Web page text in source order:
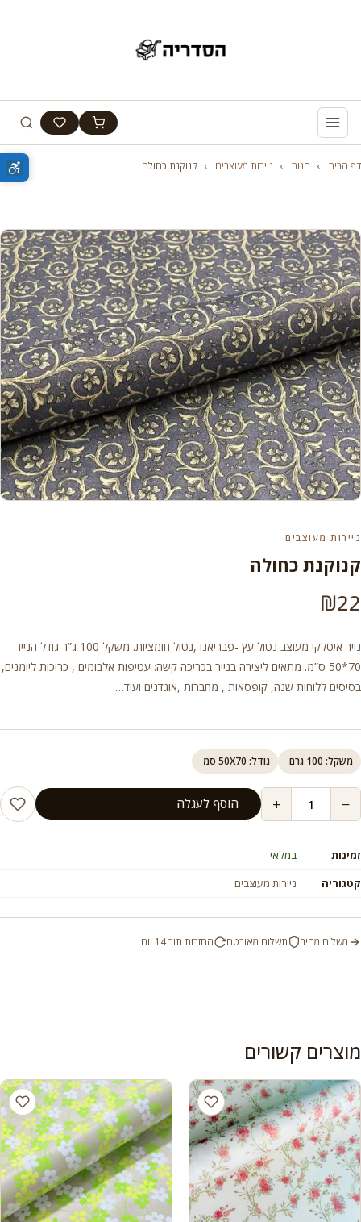
דף הבית › חנות › ניירות מעוצבים › קנוקנת כחולה
ניירות מעוצבים
קנוקנת כחולה
₪22
נייר איטלקי מעוצב נטול עץ -פבריאנו ,נטול חומציות. משקל 100 ג”ר גודל הנייר
70*50 ס”מ. מתאים ליצירה בנייר בכריכה קשה: עטיפות אלבומים , כריכות ליומנים,
בסיסים ללוחות שנה, קופסאות , מחברות ,אוגדנים ועוד…
משקל: 100 גרם גודל: 50X70 סמ
−
+ הוסף לעגלה
זמינות
במלאי
קטגוריה
ניירות מעוצבים
משלוח מהיר תשלום מאובטח החזרות תוך 14 יום
מוצרים קשורים